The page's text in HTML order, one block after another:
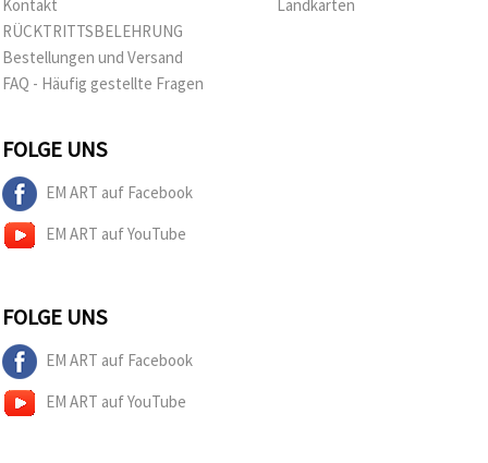
Kontakt
RÜCKTRITTSBELEHRUNG
Bestellungen und Versand
FAQ - Häufig gestellte Fragen
Landkarten
FOLGE UNS
EM ART auf Facebook
EM ART auf YouTube
FOLGE UNS
EM ART auf Facebook
EM ART auf YouTube